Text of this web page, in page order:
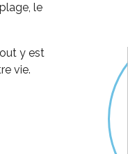
le
y est
vie.